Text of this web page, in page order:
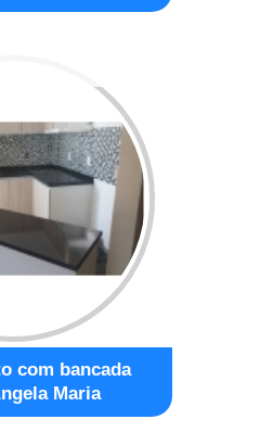
com bancada
Maria